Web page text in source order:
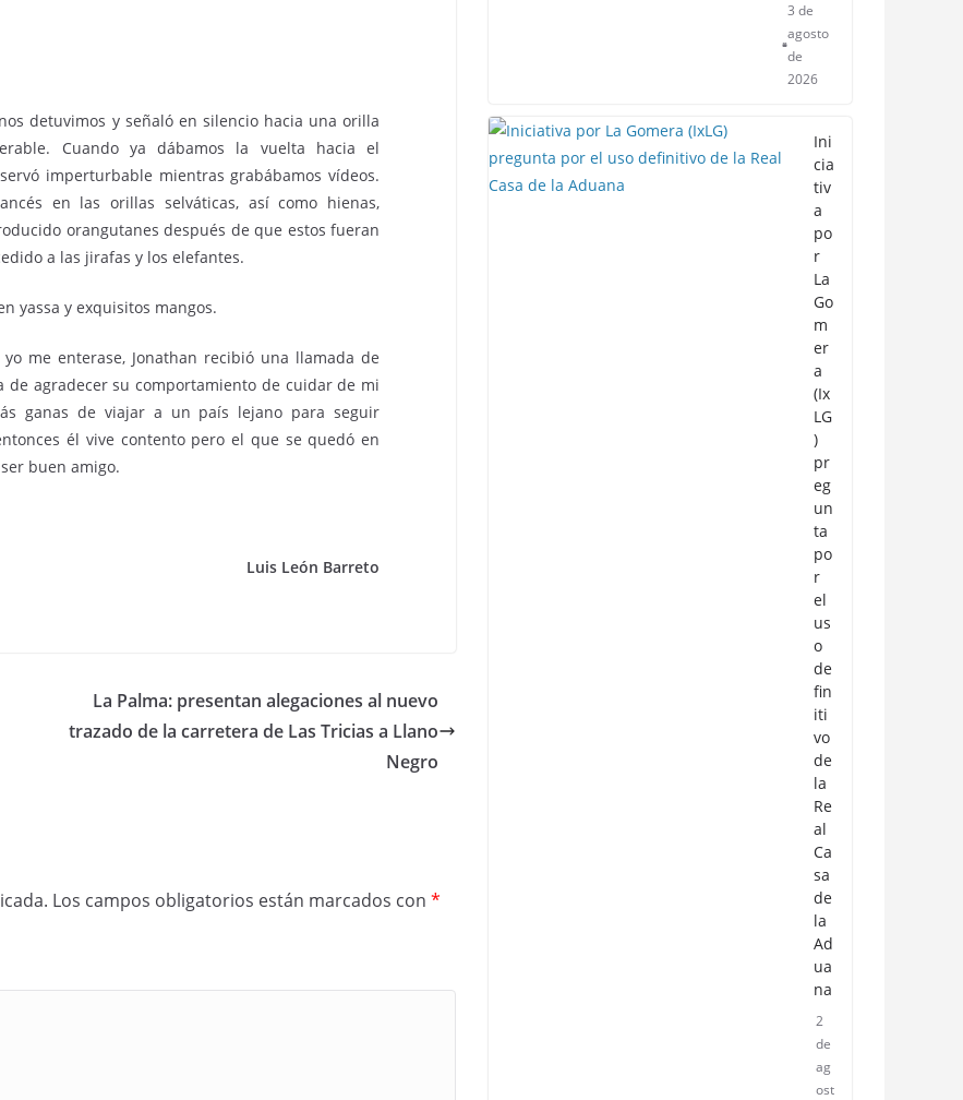
detuvimos y señaló en silencio hacia una orilla
Cuando ya dábamos la vuelta hacia el
imperturbable mientras grabábamos vídeos.
en las orillas selváticas, así como hienas,
orangutanes después de que estos fueran
a las jirafas y los elefantes.
yassa y exquisitos mangos.
me enterase, Jonathan recibió una llamada de
de agradecer su comportamiento de cuidar de mi
ganas de viajar a un país lejano para seguir
él vive contento pero el que se quedó en
buen amigo.
Luis León Barreto
La Palma: presentan alegaciones al nuevo
trazado de la carretera de Las Tricias a Llano
Negro
Los campos obligatorios están marcados con *
3 de
agosto
de
2026
Ini
cia
tiv
a
po
r
La
Go
m
er
a
(Ix
LG
)
pr
eg
un
ta
po
r
el
us
o
de
fin
iti
vo
de
la
Re
al
Ca
sa
de
la
Ad
ua
na
2
de
ag
ost